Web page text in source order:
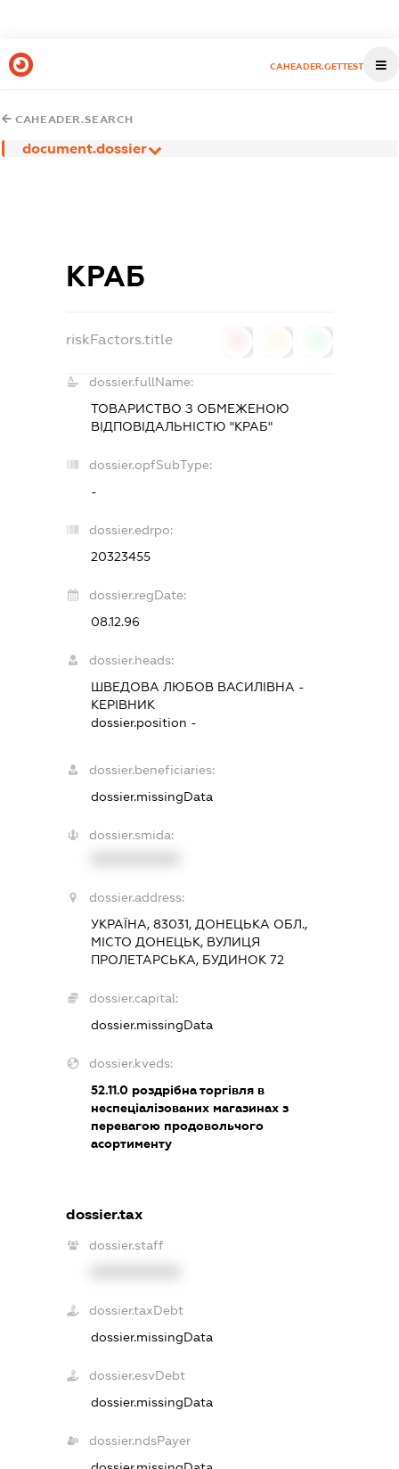
CAHEADER.GETTEST
CAHEADER.SEARCH
document.dossier
КРАБ
riskFactors.title
dossier.fullName:
ТОВАРИСТВО З ОБМЕЖЕНОЮ
ВІДПОВІДАЛЬНІСТЮ "КРАБ"
dossier.opfSubType:
-
dossier.edrpo:
20323455
dossier.regDate:
08.12.96
dossier.heads:
ШВЕДОВА ЛЮБОВ ВАСИЛІВНА -
КЕРІВНИК
dossier.position -
dossier.beneficiaries:
dossier.missingData
dossier.smida:
dossier.address:
УКРАЇНА, 83031, ДОНЕЦЬКА ОБЛ.,
МІСТО ДОНЕЦЬК, ВУЛИЦЯ
ПРОЛЕТАРСЬКА, БУДИНОК 72
dossier.capital:
dossier.missingData
dossier.kveds:
52.11.0 роздрібна торгівля в
неспеціалізованих магазинах з
перевагою продовольчого
асортименту
dossier.tax
dossier.staff
dossier.taxDebt
dossier.missingData
dossier.esvDebt
dossier.missingData
dossier.ndsPayer